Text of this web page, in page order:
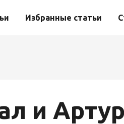
Избранные статьи
и